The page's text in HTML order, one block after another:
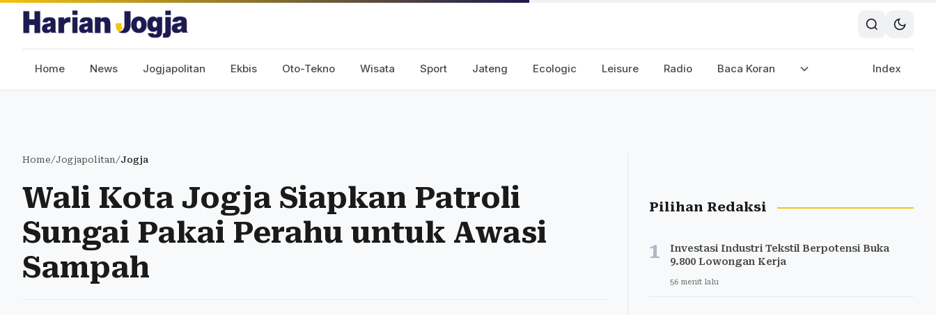
Home News Jogjapolitan Ekbis Oto-Tekno Wisata Sport Jateng Ecologic Leisure Radio Baca Koran Index
Home/Jogjapolitan/Jogja
Wali Kota Jogja Siapkan Patroli
Sungai Pakai Perahu untuk Awasi
Sampah
Pilihan Redaksi
1
Investasi Industri Tekstil Berpotensi Buka
9.800 Lowongan Kerja
56 menit lalu